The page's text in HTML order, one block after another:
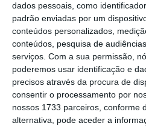
dados pessoais, como
padrão enviadas por um
conteúdos personalizados,
conteúdos, pesquisa de
serviços. Com a sua permissão,
poderemos usar identificação e
precisos através da procura de
consentir o processamento por
nossos 1733 parceiros, conforme
alternativa, pode aceder a
Já em dezembro, no que
médio diário do mercado
eletricidade,a poupança
o que representou um
ao preço sem a